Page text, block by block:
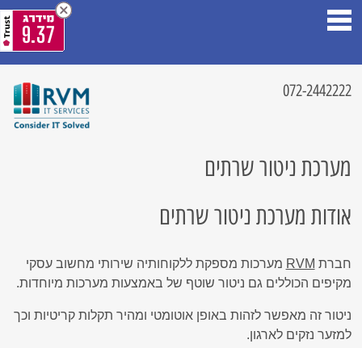
072-2442222
מערכת ניטור שרתים
אודות מערכת ניטור שרתים
חברת RVM מערכות מספקת ללקוחותיה שירותי מחשוב עסקי
מקיפים הכוללים גם ניטור שוטף של באמצעות מערכות מיוחדות.
ניטור זה מאפשר לזהות באופן אוטומטי ומהיר תקלות קריטיות וכך
למזער נזקים לארגון.
9.37